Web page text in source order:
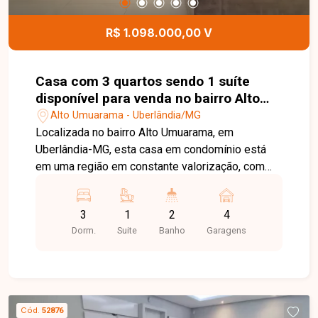
R$ 1.098.000,00 V
Casa com 3 quartos sendo 1 suíte
disponível para venda no bairro Alto
Umuarama em Uberlândia-MG
Alto Umuarama - Uberlândia/MG
Localizada no bairro Alto Umuarama, em
Uberlândia-MG, esta casa em condomínio está
em uma região em constante valorização, com
próxima a supermercados, escolas, farmácias,
comércios e diversos serviços. O condomínio
oferece um ambiente tranquilo, seguro e ideal
sendo 01 suíte, banheiro social, cozinha, área de
3
Dorm.
1
Suite
2
Banho
4
Garagens
Cód. 52876